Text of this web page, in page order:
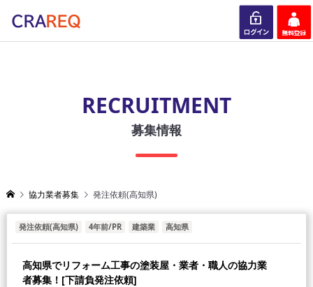
RECRUITMENT
募集情報
協力業者募集 発注依頼(高知県)
発注依頼(高知県) 4年前/PR 建築業 高知県
高知県でリフォーム工事の塗装屋・業者・職人の協力業
者募集！[下請負発注依頼]